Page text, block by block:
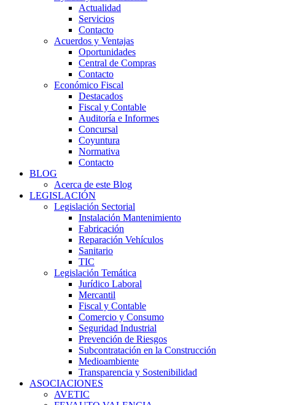
Actualidad
Servicios
Contacto
Acuerdos y Ventajas
Oportunidades
Central de Compras
Contacto
Económico Fiscal
Destacados
Fiscal y Contable
Auditoría e Informes
Concursal
Coyuntura
Normativa
Contacto
BLOG
Acerca de este Blog
LEGISLACIÓN
Legislación Sectorial
Instalación Mantenimiento
Fabricación
Reparación Vehículos
Sanitario
TIC
Legislación Temática
Jurídico Laboral
Mercantil
Fiscal y Contable
Comercio y Consumo
Seguridad Industrial
Prevención de Riesgos
Subcontratación en la Construcción
Medioambiente
Transparencia y Sostenibilidad
ASOCIACIONES
AVETIC